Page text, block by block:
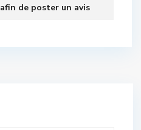
afin de poster un avis